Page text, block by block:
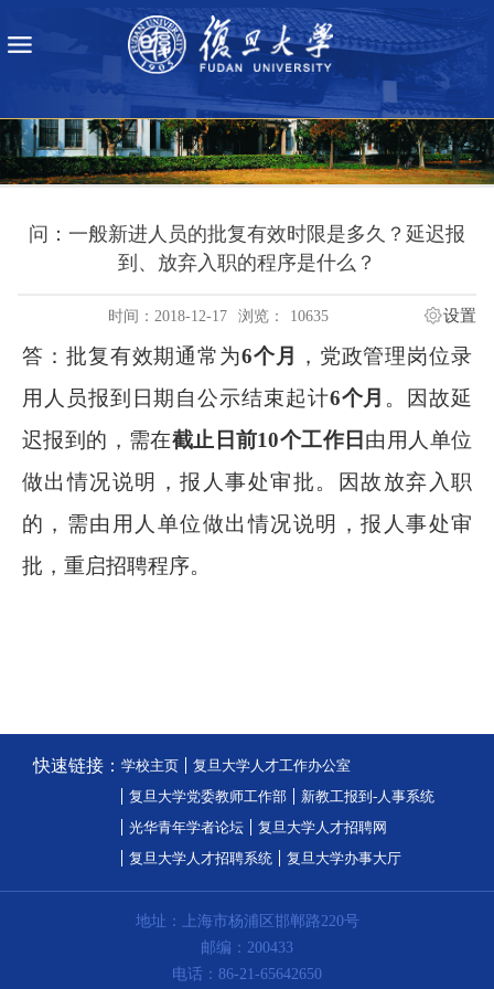
问：一般新进人员的批复有效时限是多久？延迟报
到、放弃入职的程序是什么？
时间：2018-12-17 浏览： 10635 设置
答：批复有效期通常为6个月
，党政管理岗位录
用人员报到日期自公示结束起计6个月 。因故延
迟报到的，需在截止日前10个工作日 由用人单位
做出情况说明，报人事处审批。因故放弃入职
的，需由用人单位做出情况说明，报人事处审
批，重启招聘程序。
快速链接： 学校主页
复旦大学人才工作办公室
复旦大学党委教师工作部
新教工报到-人事系统
光华青年学者论坛
复旦大学人才招聘网
复旦大学人才招聘系统
复旦大学办事大厅
地址：上海市杨浦区邯郸路220号
邮编：200433
电话：86-21-65642650